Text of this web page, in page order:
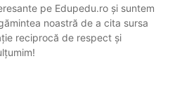
pe Edupedu.ro și suntem
noastră de a cita sursa
reciprocă de respect și